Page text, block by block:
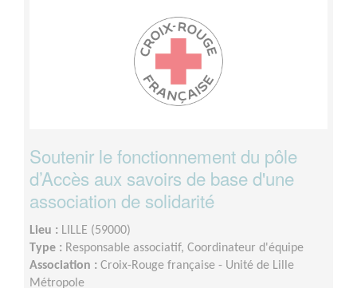
Soutenir le fonctionnement du pôle
d’Accès aux savoirs de base d'une
association de solidarité
Lieu : LILLE (59000)
Type : Responsable associatif, Coordinateur d'équipe
Association : Croix-Rouge française - Unité de Lille
Métropole